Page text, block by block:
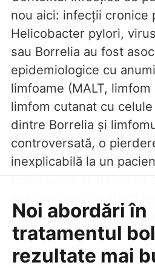
nou aici: infecții cronice
Helicobacter pylori,
sau Borrelia au fost
epidemiologice cu
limfoame (MALT,
limfom cutanat cu
dintre Borrelia și
controversată, o
inexplicabilă la un
limfoproliferative, nu
seama infecției cronice
Practica clinică ne arată
Noi abordări în
tratamentul
rezultate mai